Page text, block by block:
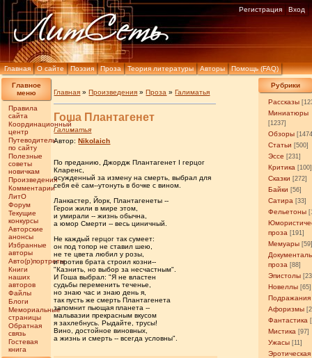
Главная О сайте Поэзия Проза Теория литературы Авторы Помощь (FAQ)
Регистрация Вход
Главное
меню
Правила
сайта
Координационный
центр
Путеводитель
по сайту
Полезные
советы
новичкам
Произведения
Комментарии
ЛитО
Форум
Текущие
конкурсы
Авторские
анонсы
Избранные
авторы
Авто(р)портреты
Книги
наших
авторов
Файлы
Блоги
Мемориальные
страницы
Обратная
связь
Гостевая
книга
Рубрики
Рассказы
Миниатюры
[1237]
Обзоры
Статьи [500]
Эссе [231]
Критика [100]
Сказки [272]
Байки [56]
Сатира [33]
Фельетоны
проза [191]
Мемуары
проза [88]
Эпистолы
Новеллы [65]
Подражания
Афоризмы
Фантастика
Мистика [97]
Ужасы [11]
Эротическая
Главная »Произведения »Проза »Галиматья
Гоша Плантагенет
Галиматья
Автор:Nikolaich
По преданию, Джордж Плантагенет I герцог
Кларенс,
осужденный за измену на смерть, выбрал для
себя её сам--утонуть в бочке с вином.
Ланкастер, Йорк, Плантагенеты --
Герои жили в мире этом,
и умирали -- жизнь обычна,
а юмор Смерти -- весь циничный.
Не каждый герцог так сумеет:
он под топор не ставил шею,
не те цвета любил у розы,
и против брата строил козни--
"Казнить, но выбор за несчастным".
И Гоша выбрал: "Я не властен
судьбы переменить теченье,
но знаю час и знаю день я,
так пусть же смерть Плантагенета
запомнит пьющая планета --
мальвазии прекрасным вкусом
я захлебнусь. Рыдайте, трусы!
Вино, достойное виновных,
а жизнь и смерть -- всегда условны".